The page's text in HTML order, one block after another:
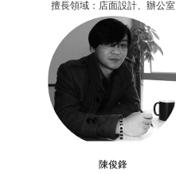
擅長領域：店面設計、辦公室
設計
陳俊鋒